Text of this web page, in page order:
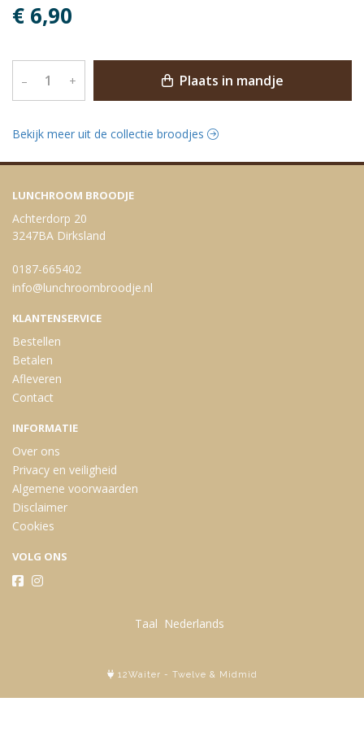
€ 6,90
– + Plaats in mandje
Bekijk meer uit de collectie broodjes
LUNCHROOM BROODJE
Achterdorp 20
3247BA Dirksland
0187-665402
info@lunchroombroodje.nl
KLANTENSERVICE
Bestellen
Betalen
Afleveren
Contact
INFORMATIE
Over ons
Privacy en veiligheid
Algemene voorwaarden
Disclaimer
Cookies
VOLG ONS
Taal
12Waiter - Twelve & Midmid